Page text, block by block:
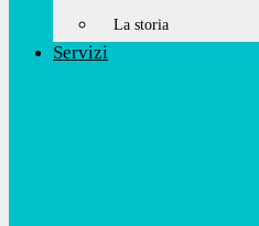
La storia
Servizi